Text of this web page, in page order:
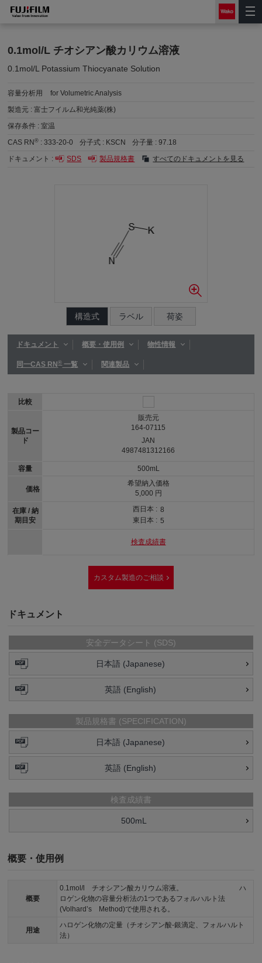
0.1mol/L チオシアン酸カリウム溶液
0.1mol/L Potassium Thiocyanate Solution
容量分析用
for Volumetric Analysis
製造元 :富士フイルム和光純薬(株)
保存条件 :室温
CAS RN® :333-20-0 分子式 : KSCN 分子量 :97.18
ドキュメント :
SDS 製品規格書 すべてのドキュメントを見る
構造式 ラベル 荷姿
ドキュメント 概要・使用例 物性情報
同一CAS RN®一覧 関連製品
比較
製品コー
ド
容量
価格
在庫 / 納
期目安
販売元
164-07115
JAN
4987481312166
500mL
希望納入価格
5,000 円
西日本 : 8
東日本 : 5
検査成績書
カスタム製造のご相談
ドキュメント
安全データシート (SDS)
日本語 (Japanese)
英語 (English)
製品規格書 (SPECIFICATION)
日本語 (Japanese)
英語 (English)
検査成績書
500mL
概要・使用例
概要
0.1mol/l チオシアン酸カリウム溶液。 ハ
ロゲン化物の容量分析法の1つであるフォルハルト法
(Volhard’s Method)で使用される。
用途
ハロゲン化物の定量（チオシアン酸-銀滴定、フォルハルト
法）